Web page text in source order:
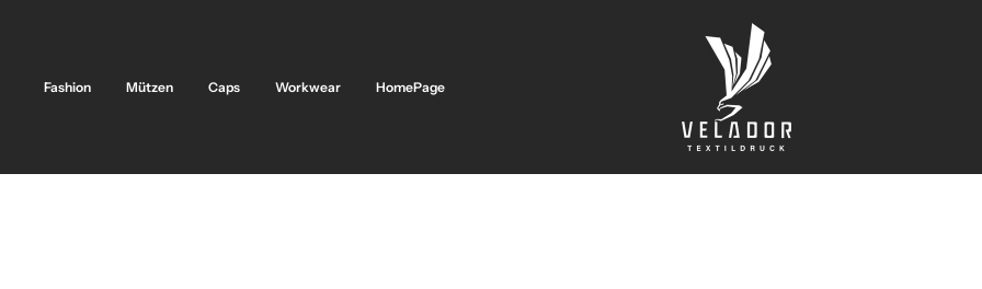
Fashion Mützen Caps Workwear HomePage
Velador
Textildruck